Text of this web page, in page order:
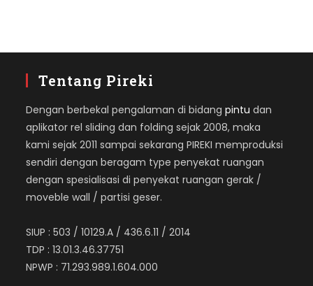
Tentang Pireki
Dengan berbekal pengalaman di bidangpintu dan
aplikator rel sliding dan folding sejak 2008, maka
kami sejak 2011 sampai sekarang PIREKI memproduksi
sendiri dengan beragam type penyekat ruangan
dengan spesialisasi di penyekat ruangan gerak /
moveble wall / partisi geser.
SIUP : 503 / 10129.A / 436.6.11 / 2014
TDP : 13.01.3.46.37751
NPWP : 71.293.989.1.604.000